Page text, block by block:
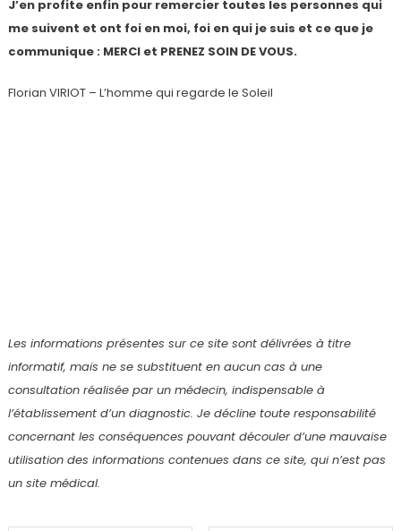
J’en profite enfin pour remercier toutes les personnes qui
me suivent et ont foi en moi, foi en qui je suis et ce que je
communique : MERCI et PRENEZ SOIN DE VOUS.
Florian VIRIOT – L’homme qui regarde le Soleil
Les informations présentes sur ce site sont délivrées à titre
informatif, mais ne se substituent en aucun cas à une
consultation réalisée par un médecin, indispensable à
l’établissement d’un diagnostic. Je décline toute responsabilité
concernant les conséquences pouvant découler d’une mauvaise
utilisation des informations contenues dans ce site, qui n’est pas
un site médical.